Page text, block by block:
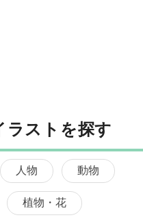
ラストを探す
人物 動物
植物・花